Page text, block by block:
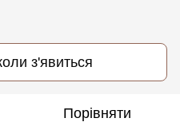
з'явиться
Порівняти